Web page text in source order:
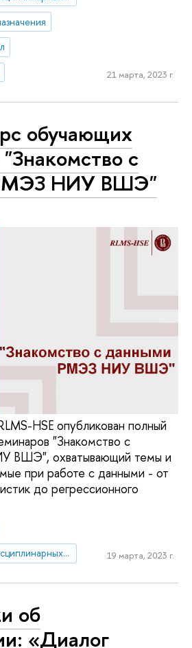
21 марта, 2023 г.
обучающих
с
НИУ ВШЭ"
HSE опубликован полный
"Знакомство с
ВШЭ", охватывающий темы и
при работе с данными - от
до регрессионного
НЦМУ "Центр междисциплинарных исследований человеческого потенциала"
19 марта, 2023 г.
об
«Диалог